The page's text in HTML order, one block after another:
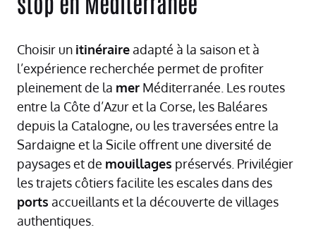
Choisir un itinéraireadapté à la saison et à
l’expérience recherchée permet de profiter
pleinement de la mer Méditerranée. Les routes
entre la Côte d’Azur et la Corse, les Baléares
depuis la Catalogne, ou les traversées entre la
Sardaigne et la Sicile offrent une diversité de
paysages et de mouillages préservés. Privilégier
les trajets côtiers facilite les escales dans des
ports accueillants et la découverte de villages
authentiques.